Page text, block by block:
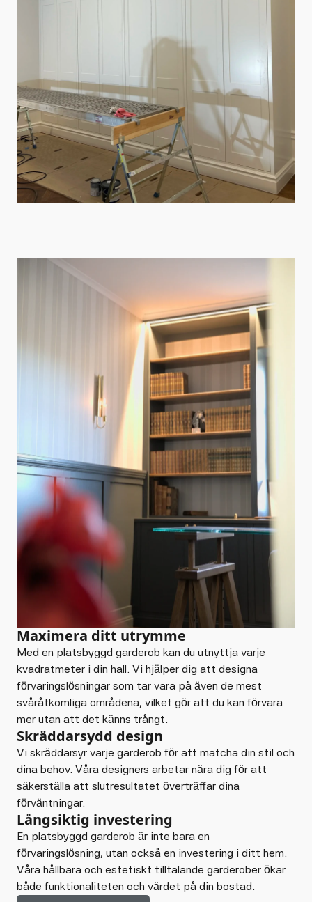
Maximera ditt utrymme
Med en platsbyggd garderob kan du utnyttja varje
kvadratmeter i din hall. Vi hjälper dig att designa
förvaringslösningar som tar vara på även de mest
svåråtkomliga områdena, vilket gör att du kan förvara
mer utan att det känns trångt.
Skräddarsydd design
Vi skräddarsyr varje garderob för att matcha din stil och
dina behov. Våra designers arbetar nära dig för att
säkerställa att slutresultatet överträffar dina
förväntningar.
Långsiktig investering
En platsbyggd garderob är inte bara en
förvaringslösning, utan också en investering i ditt hem.
Våra hållbara och estetiskt tilltalande garderober ökar
både funktionaliteten och värdet på din bostad.